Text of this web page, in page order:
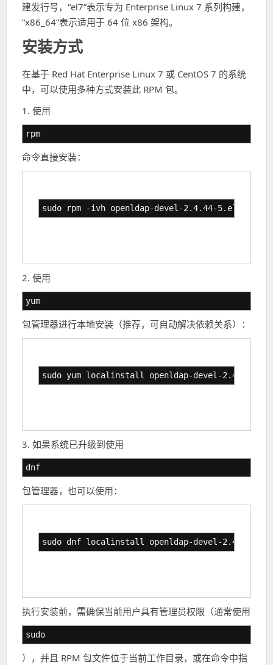
建发行号，“el7”表示专为 Enterprise Linux 7 系列构建，
“x86_64”表示适用于 64 位 x86 架构。
安装方式
在基于 Red Hat Enterprise Linux 7 或 CentOS 7 的系统
中，可以使用多种方式安装此 RPM 包。
1. 使用
rpm
命令直接安装：
sudo rpm -ivh openldap-devel-2.4.44-
2. 使用
yum
包管理器进行本地安装（推荐，可自动解决依赖关系）：
sudo yum localinstall openldap-devel-2.4.44-
3. 如果系统已升级到使用
dnf
包管理器，也可以使用：
sudo dnf localinstall openldap-devel-2.4.44-
执行安装前，需确保当前用户具有管理员权限（通常使用
sudo
），并且 RPM 包文件位于当前工作目录，或在命令中指